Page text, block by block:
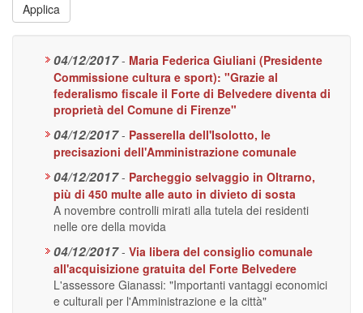
Applica
04/12/2017 - Maria Federica Giuliani (Presidente
Commissione cultura e sport): "Grazie al
federalismo fiscale il Forte di Belvedere diventa di
proprietà del Comune di Firenze"
04/12/2017 - Passerella dell'Isolotto, le
precisazioni dell'Amministrazione comunale
04/12/2017 - Parcheggio selvaggio in Oltrarno,
più di 450 multe alle auto in divieto di sosta
A novembre controlli mirati alla tutela dei residenti
nelle ore della movida
04/12/2017 - Via libera del consiglio comunale
all'acquisizione gratuita del Forte Belvedere
L'assessore Gianassi: "Importanti vantaggi economici
e culturali per l'Amministrazione e la città"